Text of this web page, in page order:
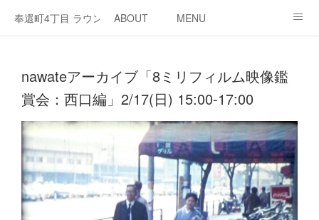
奉還町4丁目 ラウンジ・カド
ABOUT MENU
nawateアーカイブ「8ミリフィルム映像鑑
賞会：西口編」2/17(日) 15:00-17:00